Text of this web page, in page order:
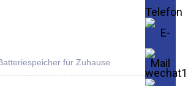
für Zuhause